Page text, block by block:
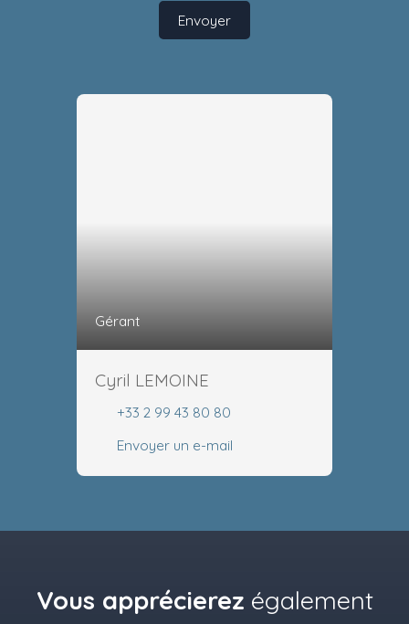
Envoyer
Gérant
Cyril LEMOINE
+33 2 99 43 80 80
Envoyer un e-mail
Vous apprécierez également